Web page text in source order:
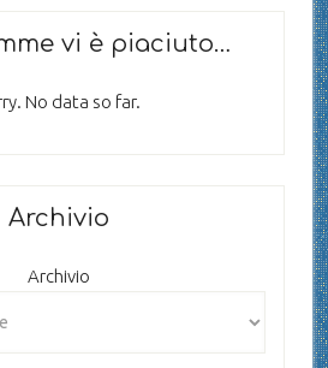
vi è piaciuto…
No data so far.
Archivio
Archivio